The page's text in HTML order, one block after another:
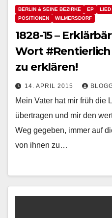
BERLIN & SEINE BEZIRKE EP
POSITIONEN
WILMERSDORF
1828-15 –
Wort
zu erklären!
14. APRIL 2015
Mein Vater hat mir früh die
übertragen und mir den
Weg gegeben, immer auf
von ihnen zu…